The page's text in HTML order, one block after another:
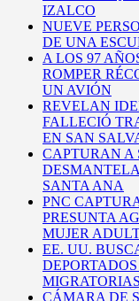
IZALCO
NUEVE
DE UNA
A LOS 97
ROMPER
UN AVIÓN
REVELAN
FALLECIÓ
EN SAN
CAPTURAN A
SANTA ANA
PNC
PRESUNTA
MUJER
EE. UU.
CÁMARA DE